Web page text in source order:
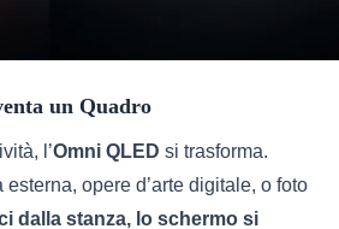
un Quadro
l’Omni QLED si trasforma.
esterna, opere d’arte digitale, o foto
dalla stanza, lo schermo si